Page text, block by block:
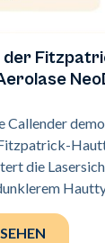
der
Callender
die